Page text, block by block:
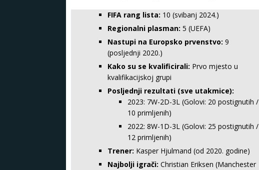
FIFA rang lista: 10 (svibanj 2024.)
Regionalni plasman: 5 (UEFA)
Nastupi na Europsko prvenstvo: 9
(posljednji 2020.)
Kako su se kvalificirali: Prvo mjesto u
kvalifikacijskoj grupi
Posljednji rezultati (sve utakmice):
2023: 7W-2D-3L (Golovi: 20 postignutih /
10 primljenih)
2022: 8W-1D-3L (Golovi: 25 postignutih /
12 primljenih)
Trener: Kasper Hjulmand (od 2020. godine)
Najbolji igrači: Christian Eriksen (Manchester